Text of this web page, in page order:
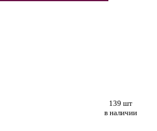
139 шт
в наличии